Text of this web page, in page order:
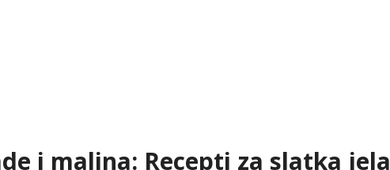
i malina: Recepti za slatka jela